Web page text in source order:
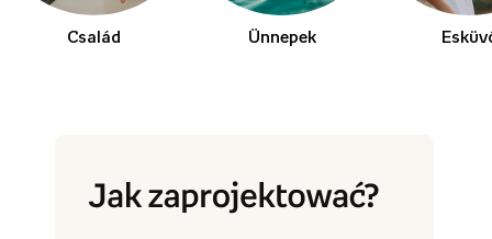
Család Ünnepek